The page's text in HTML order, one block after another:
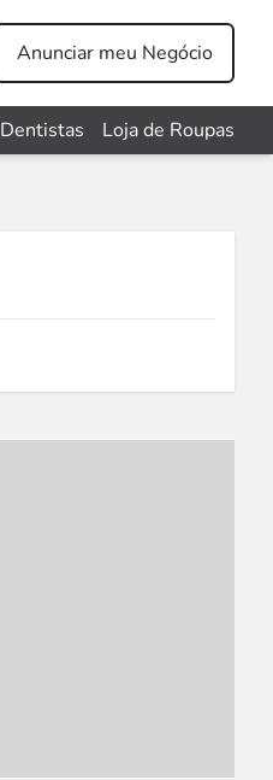
Anunciar meu Negócio
Dentistas Loja de Roupas